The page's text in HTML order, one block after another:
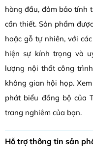
hàng đầu, đảm bảo tính
cần thiết. Sản phẩm
hoặc gỗ tự nhiên, với
hiện sự kính trọng và
lượng nội thất công
không gian hội họp.
phát biểu đồng bộ của
trang nghiêm của bạn.
Hỗ trợ thông tin sản